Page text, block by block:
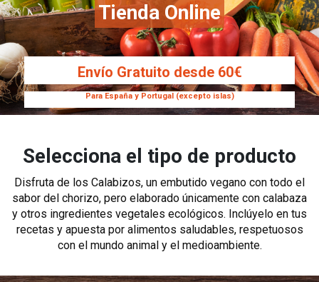
Tienda Online
Envío Gratuito desde 60€
Para España y Portugal (excepto islas)
Selecciona el tipo de producto
Disfruta de los Calabizos, un embutido vegano con todo el
sabor del chorizo, pero elaborado únicamente con calabaza
y otros ingredientes vegetales ecológicos. Inclúyelo en tus
recetas y apuesta por alimentos saludables, respetuosos
con el mundo animal y el medioambiente.